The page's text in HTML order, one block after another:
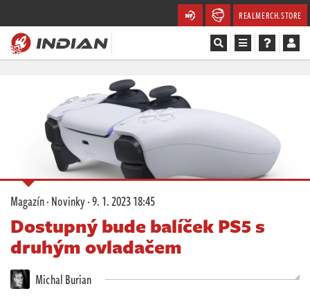
REALMERCH.STORE
Soutěže
Databáze
Komunita
Redakce
Magazín·Novinky·9. 1. 2023 18:45
Dostupný bude balíček PS5 s
druhým ovladačem
Michal Burian